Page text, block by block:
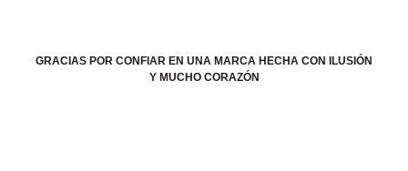
GRACIAS POR CONFIAR EN UNA MARCA HECHA CON ILUSIÓN
Y MUCHO CORAZÓN